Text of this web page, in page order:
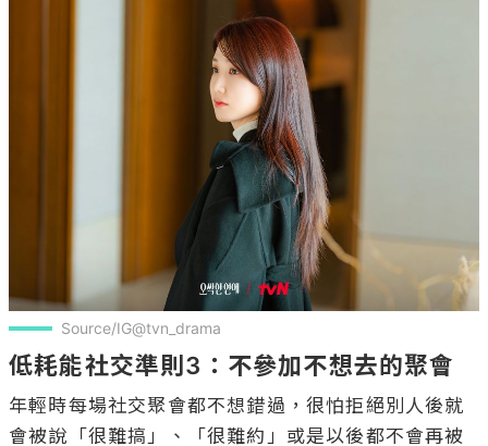
Source/IG@tvn_drama
低耗能社交準則3：不參加不想去的聚會
年輕時每場社交聚會都不想錯過，很怕拒絕別人後就
會被說「很難搞」、「很難約」或是以後都不會再被